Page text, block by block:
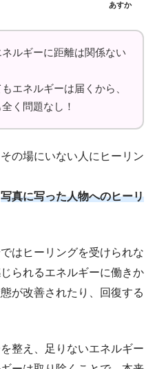
あすか
ルギーに距離は関係ない
エネルギーは届くから、
く問題なし！
の場にいない人にヒーリン
写真に写った人物へのヒーリ
はヒーリングを受けられな
られるエネルギーに働きか
が改善されたり、回復する
整え、足りないエネルギー